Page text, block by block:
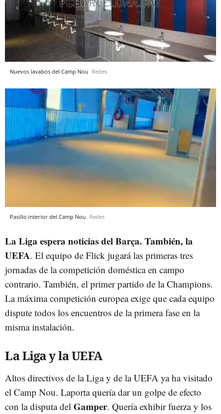
Nuevos lavabos del Camp Nou Redes
Pasillo interior del Camp Nou Redes
La Liga espera noticias del Barça. También, la
UEFA. El equipo de Flick jugará las primeras tres
jornadas de la competición doméstica en campo
contrario. También, el primer partido de la Champions.
La máxima competición europea exige que cada equipo
dispute todos los encuentros de la primera fase en la
misma instalación.
La Liga y la UEFA
Altos directivos de la Liga y de la UEFA ya ha visitado
el Camp Nou. Laporta quería dar un golpe de efecto
con la disputa del Gamper. Quería exhibir fuerza y los